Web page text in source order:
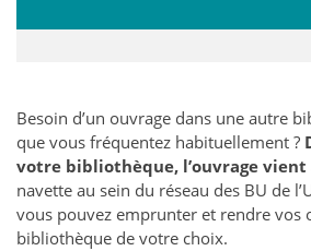
Besoin d’un ouvrage dans une autre
que vous fréquentez habituellement ?
votre bibliothèque, l’ouvrage vient
navette au sein du réseau des BU de
vous pouvez emprunter et rendre vos
bibliothèque de votre choix.